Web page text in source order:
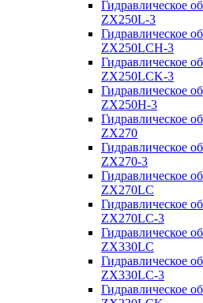
Гидравлическое
ZX250L-3
Гидравлическое
ZX250LCH-3
Гидравлическое
ZX250LCK-3
Гидравлическое
ZX250Н-3
Гидравлическое
ZX270
Гидравлическое
ZX270-3
Гидравлическое
ZX270LC
Гидравлическое
ZX270LC-3
Гидравлическое
ZX330LC
Гидравлическое
ZX330LC-3
Гидравлическое